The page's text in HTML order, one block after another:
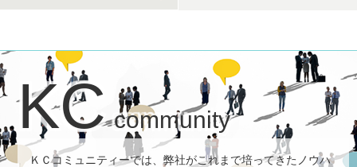
KC community
ＫＣコミュニティーでは、弊社がこれまで培ってきたノウハ